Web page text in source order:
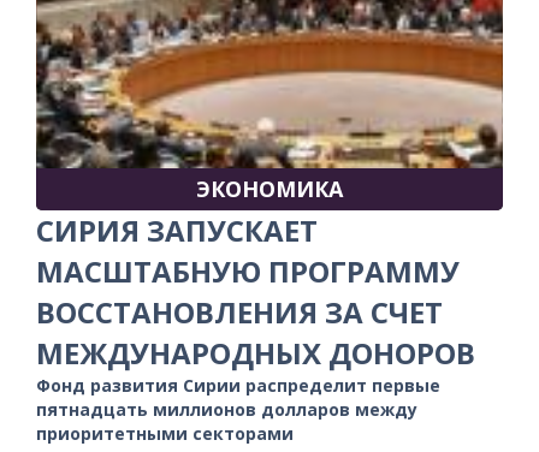
ЭКОНОМИКА
СИРИЯ ЗАПУСКАЕТ
МАСШТАБНУЮ ПРОГРАММУ
ВОССТАНОВЛЕНИЯ ЗА СЧЕТ
МЕЖДУНАРОДНЫХ ДОНОРОВ
Фонд развития Сирии распределит первые
пятнадцать миллионов долларов между
приоритетными секторами